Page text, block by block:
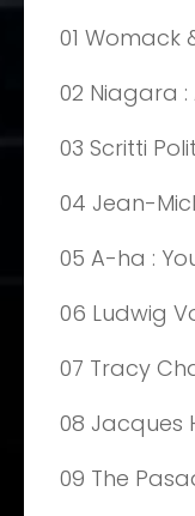
01 Womack
02 Niagara
03 Scritti
04 Jean-
05 A-ha :
06 Ludwig
07 Tracy
08 Jacques
09 The